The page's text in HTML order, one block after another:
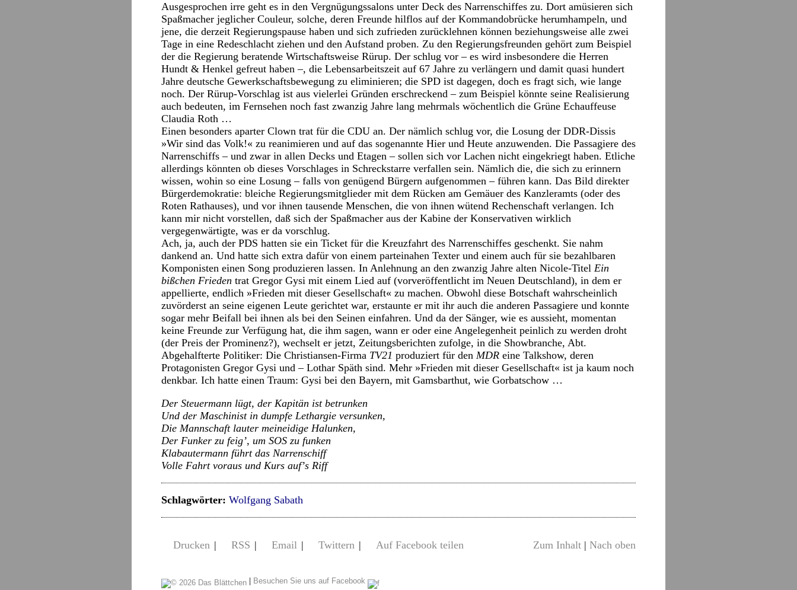
Ausgesprochen irre geht es in den Vergnügungssalons unter Deck des Narrenschiffes zu. Dort amüsieren sich
Spaßmacher jeglicher Couleur, solche, deren Freunde hilflos auf der Kommandobrücke herumhampeln, und
jene, die derzeit Regierungspause haben und sich zufrieden zurücklehnen können beziehungsweise alle zwei
Tage in eine Redeschlacht ziehen und den Aufstand proben. Zu den Regierungsfreunden gehört zum Beispiel
der die Regierung beratende Wirtschaftsweise Rürup. Der schlug vor – es wird insbesondere die Herren
Hundt & Henkel gefreut haben –, die Lebensarbeitszeit auf 67 Jahre zu verlängern und damit quasi hundert
Jahre deutsche Gewerkschaftsbewegung zu eliminieren; die SPD ist dagegen, doch es fragt sich, wie lange
noch. Der Rürup-Vorschlag ist aus vielerlei Gründen erschreckend – zum Beispiel könnte seine Realisierung
auch bedeuten, im Fernsehen noch fast zwanzig Jahre lang mehrmals wöchentlich die Grüne Echauffeuse
Claudia Roth …
Einen besonders aparter Clown trat für die CDU an. Der nämlich schlug vor, die Losung der DDR-Dissis
»Wir sind das Volk!« zu reanimieren und auf das sogenannte Hier und Heute anzuwenden. Die Passagiere des
Narrenschiffs – und zwar in allen Decks und Etagen – sollen sich vor Lachen nicht eingekriegt haben. Etliche
allerdings könnten ob dieses Vorschlages in Schreckstarre verfallen sein. Nämlich die, die sich zu erinnern
wissen, wohin so eine Losung – falls von genügend Bürgern aufgenommen – führen kann. Das Bild direkter
Bürgerdemokratie: bleiche Regierungsmitglieder mit dem Rücken am Gemäuer des Kanzleramts (oder des
Roten Rathauses), und vor ihnen tausende Menschen, die von ihnen wütend Rechenschaft verlangen. Ich
kann mir nicht vorstellen, daß sich der Spaßmacher aus der Kabine der Konservativen wirklich
vergegenwärtigte, was er da vorschlug.
Ach, ja, auch der PDS hatten sie ein Ticket für die Kreuzfahrt des Narrenschiffes geschenkt. Sie nahm
dankend an. Und hatte sich extra dafür von einem parteinahen Texter und einem auch für sie bezahlbaren
Komponisten einen Song produzieren lassen. In Anlehnung an den zwanzig Jahre alten Nicole-Titel Ein
bißchen Frieden trat Gregor Gysi mit einem Lied auf (vorveröffentlicht im Neuen Deutschland), in dem er
appellierte, endlich »Frieden mit dieser Gesellschaft« zu machen. Obwohl diese Botschaft wahrscheinlich
zuvörderst an seine eigenen Leute gerichtet war, erstaunte er mit ihr auch die anderen Passagiere und konnte
sogar mehr Beifall bei ihnen als bei den Seinen einfahren. Und da der Sänger, wie es aussieht, momentan
keine Freunde zur Verfügung hat, die ihm sagen, wann er oder eine Angelegenheit peinlich zu werden droht
(der Preis der Prominenz?), wechselt er jetzt, Zeitungsberichten zufolge, in die Showbranche, Abt.
Abgehalfterte Politiker: Die Christiansen-Firma TV21 produziert für den MDR eine Talkshow, deren
Protagonisten Gregor Gysi und – Lothar Späth sind. Mehr »Frieden mit dieser Gesellschaft« ist ja kaum noch
denkbar. Ich hatte einen Traum: Gysi bei den Bayern, mit Gamsbarthut, wie Gorbatschow …
Der Steuermann lügt, der Kapitän ist betrunken
Und der Maschinist in dumpfe Lethargie versunken,
Die Mannschaft lauter meineidige Halunken,
Der Funker zu feigʼ, um SOS zu funken
Klabautermann führt das Narrenschiff
Volle Fahrt voraus und Kurs aufʼs Riff
Schlagwörter: Wolfgang Sabath
Drucken | RSS | Email | Twittern | Auf Facebook teilen Zum Inhalt | Nach oben
| Besuchen Sie uns auf Facebook